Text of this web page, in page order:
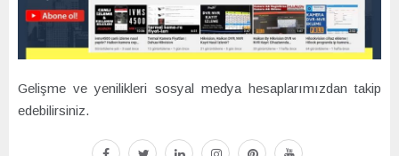
Gelişme ve yenilikleri sosyal medya hesaplarımızdan takip
edebilirsiniz.
facebook
twitter linkedininstagrampinterestyoutube